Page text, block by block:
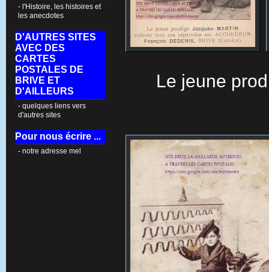
- l'Histoire, les histoires et
les anecdotes
D'AUTRES SITES
AVEC DES
CARTES
POSTALES DE
BRIVE ET
D'AILLEURS
- quelques liens vers
d'autres sites
Pour nous écrire ...
- notre adresse mel
Le jeune